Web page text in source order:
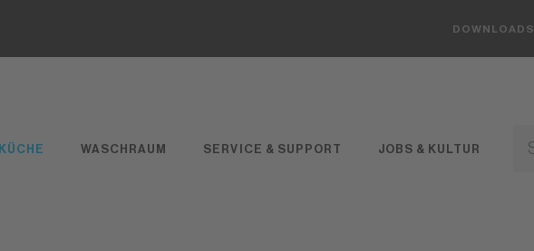
DOWNLOADS
KÜCHE WASCHRAUM SERVICE & SUPPORT JOBS & KULTUR